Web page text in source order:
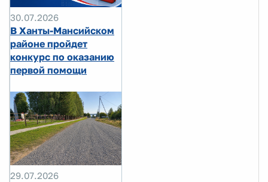
30.07.2026
В Ханты-Мансийском
районе пройдет
конкурс по оказанию
первой помощи
29.07.2026